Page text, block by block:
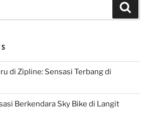
di Zipline: Sensasi Terbang di
Berkendara Sky Bike di Langit